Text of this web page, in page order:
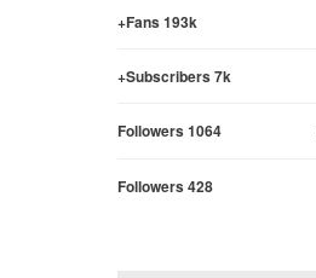
Fans 193k+
Subscribers 7k+
Followers 1064
Followers 428